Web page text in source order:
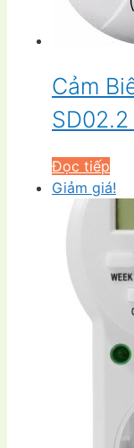
Cảm
Đọc tiếp
Giảm giá!